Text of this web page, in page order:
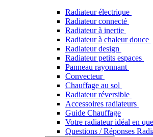
Radiateur électrique
Radiateur connecté
Radiateur à inertie
Radiateur à chaleur douce
Radiateur design
Radiateur petits espaces
Panneau rayonnant
Convecteur
Chauffage au sol
Radiateur réversible
Accessoires radiateurs
Guide Chauffage
Votre radiateur idéal en
Questions / Réponses